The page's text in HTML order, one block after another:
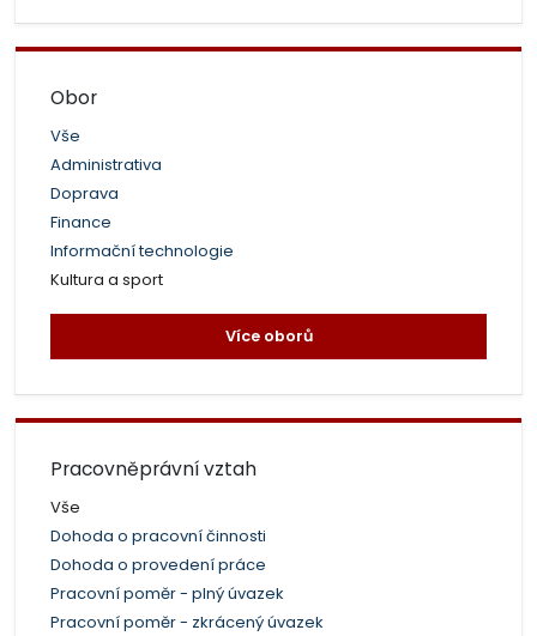
Obor
Vše
Administrativa
Doprava
Finance
Informační technologie
Kultura a sport
Více oborů
Pracovněprávní vztah
Vše
Dohoda o pracovní činnosti
Dohoda o provedení práce
Pracovní poměr - plný úvazek
Pracovní poměr - zkrácený úvazek